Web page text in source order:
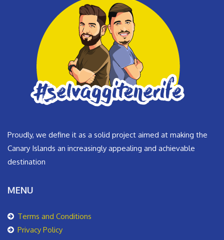
Proudly, we define it as a solid project aimed at making the
Canary Islands an increasingly appealing and achievable
destination
MENU
Terms and Conditions
Privacy Policy